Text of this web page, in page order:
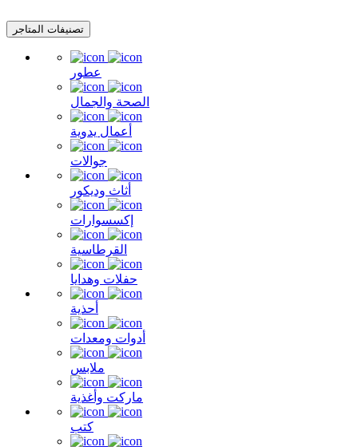
تصنيفات المتاجر
عطور
الصحة والجمال
أعمال يدوية
جوالات
أثاث وديكور
إكسسوارات
القرطاسية
حفلات وهدايا
أحذية
أدوات ومعدات
ملابس
ماركت وأغذية
كتب